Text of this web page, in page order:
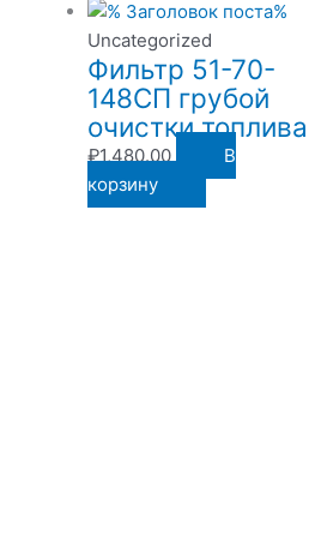
Uncategorized
Фильтр 51-70-
148СП грубой
очистки топлива
₽1,480.00
В
корзину